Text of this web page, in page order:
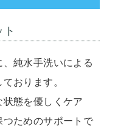
純水手洗いによる
おります。
態を優しくケア
つためのサポートで